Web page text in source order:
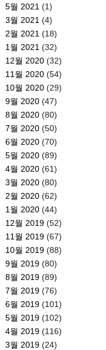
5월 2021 (1)
3월 2021 (4)
2월 2021 (18)
1월 2021 (32)
12월 2020(32)
11월 2020(54)
10월 2020(29)
9월 2020(47)
8월 2020(80)
7월 2020(50)
6월 2020(70)
5월 2020(89)
4월 2020(61)
3월 2020(80)
2월 2020(62)
1월 2020(44)
12월 2019(52)
11월 2019(67)
10월 2019(88)
9월 2019(80)
8월 2019(89)
7월 2019(76)
6월 2019(101)
5월 2019(102)
4월 2019(116)
3월 2019(24)